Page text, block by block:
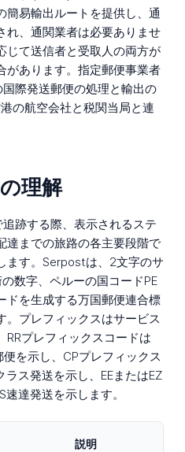
簡易輸出ルートを提供し、通
れ、通関業者は必要ありませ
じて送信者と受取人の両方が
があります。指定郵便事業者
際発送郵便の処理と輸出の
の航空会社と税関当局と連
理解
跡する際、表示されるステ
達までの旅路の各主要段階で
ます。Serpostは、2文字のサ
数字、ペルーの国コードPE
ドを生成する万国郵便連合標
。プレフィックスはサービス
RRプレフィックスコードは
を示し、CPプレフィックス
ス発送を示し、EEまたはEZ
達発送を示します。
説明